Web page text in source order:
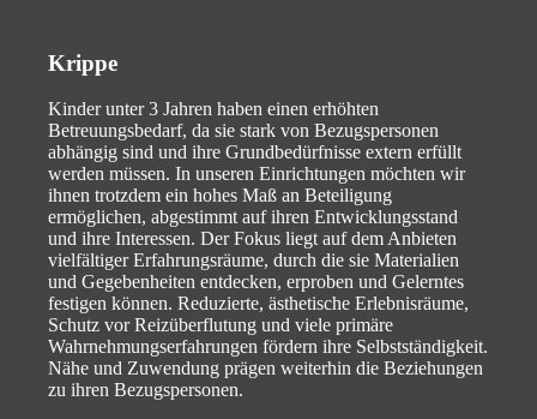
Krippe
Kinder unter 3 Jahren haben einen erhöhten
Betreuungsbedarf, da sie stark von Bezugspersonen
abhängig sind und ihre Grundbedürfnisse extern erfüllt
werden müssen. In unseren Einrichtungen möchten wir
ihnen trotzdem ein hohes Maß an Beteiligung
ermöglichen, abgestimmt auf ihren Entwicklungsstand
und ihre Interessen. Der Fokus liegt auf dem Anbieten
vielfältiger Erfahrungsräume, durch die sie Materialien
und Gegebenheiten entdecken, erproben und Gelerntes
festigen können. Reduzierte, ästhetische Erlebnisräume,
Schutz vor Reizüberflutung und viele primäre
Wahrnehmungserfahrungen fördern ihre Selbstständigkeit.
Nähe und Zuwendung prägen weiterhin die Beziehungen
zu ihren Bezugspersonen.